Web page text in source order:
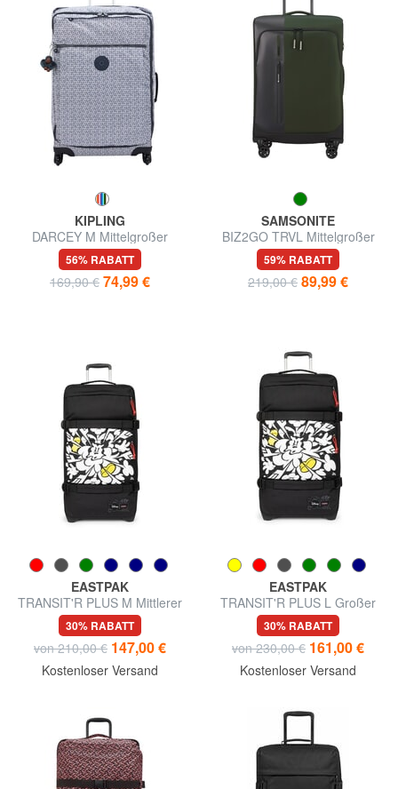
KIPLING
DARCEY M Mittelgroßer
Trolley
56% RABATT
169,90 € 74,99 €
SAMSONITE
BIZ2GO TRVL Mittelgroßer
erweiterbarer Trolley
59% RABATT
219,00 € 89,99 €
EASTPAK
TRANSIT'R PLUS M Mittlerer
Trolley
30% RABATT
von 210,00 € 147,00 €
Kostenloser Versand
EASTPAK
TRANSIT'R PLUS L Großer
Einkaufswagen
30% RABATT
von 230,00 € 161,00 €
Kostenloser Versand